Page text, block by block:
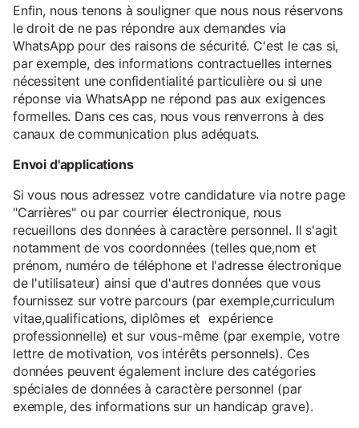
Enfin, nous tenons à souligner que nous nous réservons
le droit de ne pas répondre aux demandes via
WhatsApp pour des raisons de sécurité. C'est le cas si,
par exemple, des informations contractuelles internes
nécessitent une confidentialité particulière ou si une
réponse via WhatsApp ne répond pas aux exigences
formelles. Dans ces cas, nous vous renverrons à des
canaux de communication plus adéquats.
Envoi d'applications
Si vous nous adressez votre candidature via notre page
"Carrières" ou par courrier électronique, nous
recueillons des données à caractère personnel. Il s'agit
notamment de vos coordonnées (telles que,nom et
prénom, numéro de téléphone et l'adresse électronique
de l'utilisateur) ainsi que d'autres données que vous
fournissez sur votre parcours (par exemple,curriculum
vitae,qualifications, diplômes et expérience
professionnelle) et sur vous-même (par exemple, votre
lettre de motivation, vos intérêts personnels). Ces
données peuvent également inclure des catégories
spéciales de données à caractère personnel (par
exemple, des informations sur un handicap grave).